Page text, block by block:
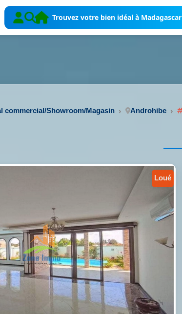
Trouvez votre bien idéal à Madagascar
commercial/Showroom/Magasin Androhibe
loué